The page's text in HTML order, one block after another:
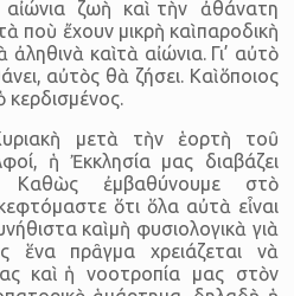
ζωὴ καὶ τὴν ἀθάνατη
ποὺ ἔχουν μικρὴ καὶ παροδικὴ
καὶ τὰ αἰώνια. Γι’ αὐτὸ
αὐτὸς θὰ ζήσει. Καὶ ὅποιος
κερδισμένος.
μετὰ τὴν ἑορτὴ τοῦ
ἡ Ἐκκλησία μας διαβάζει
Καθὼς ἐμβαθύνουμε στὸ
ὅτι ὅλα αὐτὰ εἶναι
καὶ μὴ φυσιολογικὰ γιὰ
πρᾶγμα χρειάζεται νὰ
καὶ ἡ νοοτροπία μας στὸν